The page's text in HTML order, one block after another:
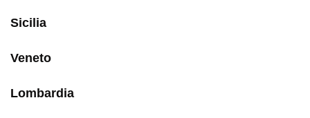
Sicilia
Veneto
Lombardia